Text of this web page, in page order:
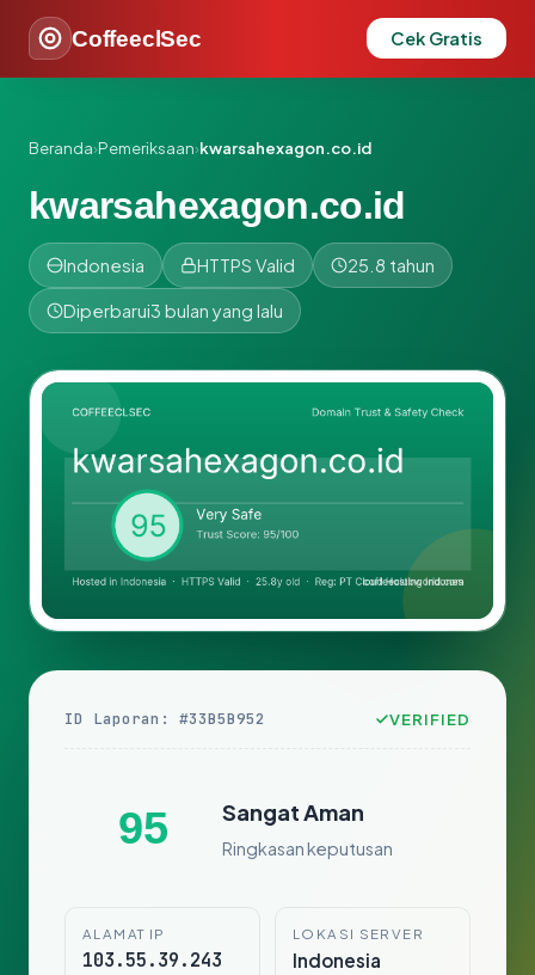
CoffeeclSec Cek Gratis
Beranda›Pemeriksaan›kwarsahexagon.co.id
kwarsahexagon.co.id
Indonesia HTTPS Valid 25.8 tahun
Diperbarui3 bulan yang lalu
ID Laporan: #33B5B952 VERIFIED
95 Sangat Aman
Ringkasan keputusan
ALAMAT IP
103.55.39.243
LOKASI SERVER
Indonesia